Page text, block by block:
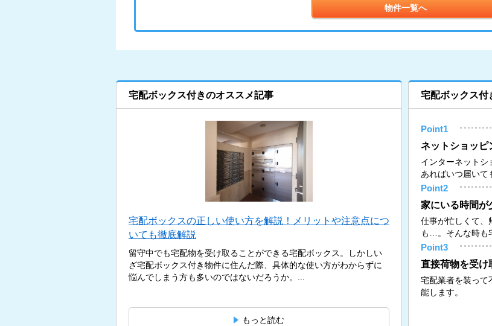
物件一覧へ
宅配ボックス付きのオススメ記事
宅配ボックスの正しい使い方を解説！メリットや注意点につ
いても徹底解説
留守中でも宅配物を受け取ることができる宅配ボックス。しかしい
ざ宅配ボックス付き物件に住んだ際、具体的な使い方がわからずに
悩んでしまう方も多いのではないだろうか。...
もっと読む
宅配ボックス付
Point1
ネットショッピ
インターネットシ
あればいつ届いて
Point2
家にいる時間が
仕事が忙しくて、
も…。そんな時も
Point3
直接荷物を受け
宅配業者を装って
能します。